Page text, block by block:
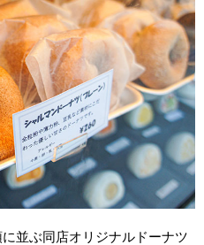
並ぶ同店オリジナルドーナツ